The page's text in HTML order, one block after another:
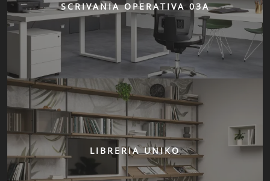
SCRIVANIA OPERATIVA 03A
LIBRERIA UNIKO